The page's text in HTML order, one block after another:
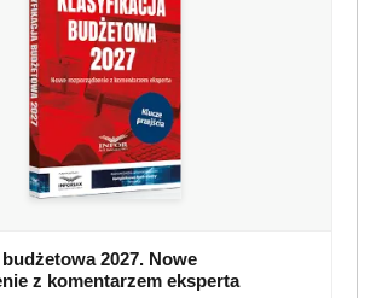
2027. Nowe
z komentarzem eksperta